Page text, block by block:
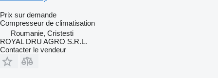
Prix sur demande
Compresseur de climatisation
Roumanie, Cristesti
ROYAL DRU AGRO S.R.L.
Contacter le vendeur